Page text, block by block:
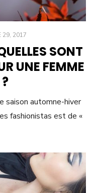
29, 2017
SONT
UNE FEMME
saison automne-hiver
fashionistas est de «